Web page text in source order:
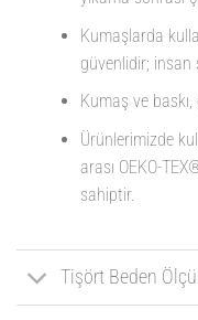
Kumaşlarda
güvenlidir; insan
Kumaş ve
Ürünlerimizde
arası OEKO-
sahiptir.
Tişört Beden